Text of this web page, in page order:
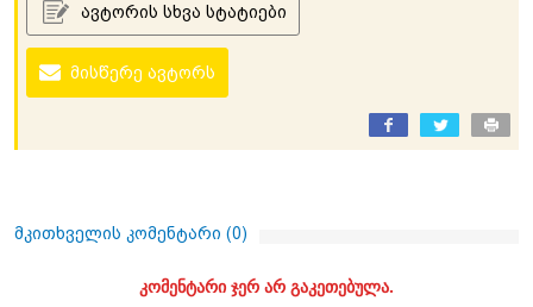
ავტორის სხვა სტატიები
მისწერე ავტორს
მკითხველის კომენტარი (0)
კომენტარი ჯერ არ გაკეთებულა.